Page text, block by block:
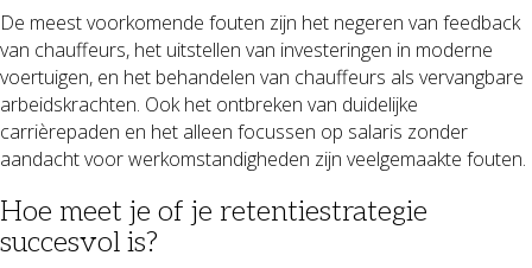
De meest voorkomende fouten zijn het negeren van feedback
van chauffeurs, het uitstellen van investeringen in moderne
voertuigen, en het behandelen van chauffeurs als vervangbare
arbeidskrachten. Ook het ontbreken van duidelijke
carrièrepaden en het alleen focussen op salaris zonder
aandacht voor werkomstandigheden zijn veelgemaakte fouten.
Hoe meet je of je retentiestrategie
succesvol is?